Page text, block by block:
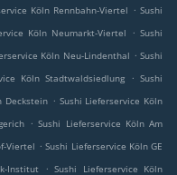
Köln Rennbahn-Viertel . Sushi
Köln Neumarkt-Viertel . Sushi
Köln Neu-Lindenthal . Sushi
Köln Stadtwaldsiedlung . Sushi
Deckstein . Sushi Lieferservice Köln
. Sushi Lieferservice Köln Am
Viertel . Sushi Lieferservice Köln GE
Institut . Sushi Lieferservice Köln